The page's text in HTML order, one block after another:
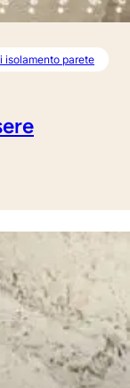
isolamento parete